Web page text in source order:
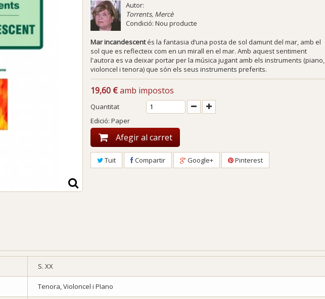
Autor:
Torrents, Mercè
Condició: Nou producte
Mar incandescentés la fantasia d’una posta de sol damunt del mar, amb el
sol que es reflecteix com en un mirall en el mar. Amb aquest sentiment
l'autora es va deixar portar per la música jugant amb els instruments (piano,
violoncel i tenora) que són els seus instruments preferits.
19,60 €amb impostos
Quantitat
Edició: Paper
Afegir al carret
Tuit Compartir Google+ Pinterest
S. XX
Tenora, Violoncel i PIano